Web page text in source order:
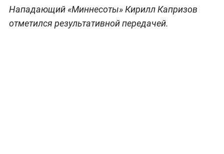
Нападающий «Миннесоты» Кирилл Капризов
отметился результативной передачей.